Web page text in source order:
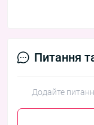
Питання
Додайте